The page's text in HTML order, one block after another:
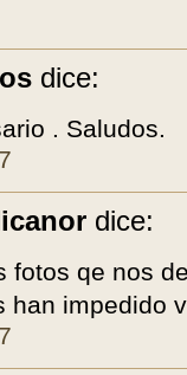
dice:
. Saludos.
dice:
fotos qe nos
han impedido